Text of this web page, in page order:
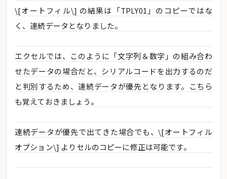
\[オートフィル\] の結果は「TPLY01」のコピーではな
く、連続データとなりました。
エクセルでは、このように「文字列＆数字」の組み合わ
せたデータの場合だと、シリアルコードを出力するのだ
と判別するため、連続データが優先となります。こちら
も覚えておきましょう。
連続データが優先で出てきた場合でも、\[オートフィル
オプション\] よりセルのコピーに修正は可能です。